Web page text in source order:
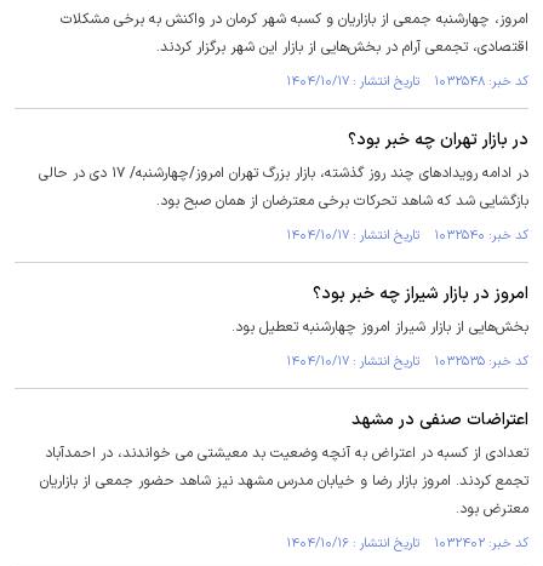
امروز، چهارشنبه جمعی از بازاریان و کسبه شهر کرمان در واکنش به برخی مشکلات
اقتصادی، تجمعی آرام در بخش‌هایی از بازار این شهر برگزار کردند.
کد خبر: ۱۰۳۲۵۴۸ تاریخ انتشار : ۱۴۰۴/۱۰/۱۷
در بازار تهران چه خبر بود؟
در ادامه رویداد‌های چند روز گذشته، بازار بزرگ تهران امروز/چهارشنبه/ ۱۷ دی در حالی
بازگشایی شد که شاهد تحرکات برخی معترضان از همان صبح بود.
کد خبر: ۱۰۳۲۵۴۰ تاریخ انتشار : ۱۴۰۴/۱۰/۱۷
امروز در بازار شیراز چه خبر بود؟
بخش‌هایی از بازار شیراز امروز چهارشنبه تعطیل بود.
کد خبر: ۱۰۳۲۵۳۵ تاریخ انتشار : ۱۴۰۴/۱۰/۱۷
اعتراضات صنفی در مشهد
تعدادی از کسبه در اعتراض به آنچه وضعیت بد معیشتی می خواندند، در احمدآباد
تجمع کردند. امروز بازار رضا و خیابان مدرس مشهد نیز شاهد حضور جمعی از بازاریان
معترض بود.
کد خبر: ۱۰۳۲۴۰۲ تاریخ انتشار : ۱۴۰۴/۱۰/۱۶